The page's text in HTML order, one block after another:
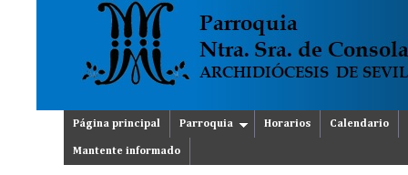
Página principal Parroquia Horarios Calendario
Mantente informado